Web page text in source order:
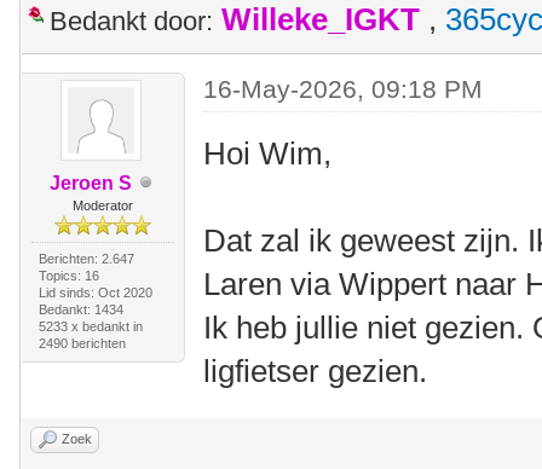
Bedankt door: Willeke_IGKT ,
Jeroen S
Moderator
Berichten: 2.647
Topics: 16
Lid sinds: Oct 2020
Bedankt: 1434
5233 x bedankt in
2490 berichten
16-May-2026, 09:18 PM
Hoi Wim,
Dat zal ik geweest zijn.
Laren via Wippert naar
Ik heb jullie niet gezien.
ligfietser gezien.
Zoek